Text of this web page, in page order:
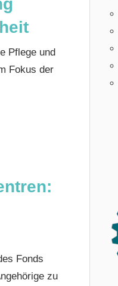
Pflege und
Fokus der
Fonds
zu